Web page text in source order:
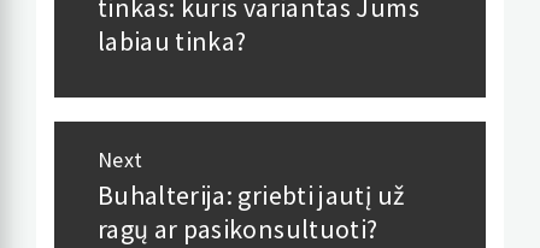
įrašų
post:
tinkas: kuris variantas Jums
labiau tinka?
Next
Next
post:
Buhalterija: griebti jautį už
ragų ar pasikonsultuoti?